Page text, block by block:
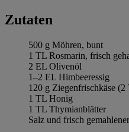
Zutaten
500 g Möhren, bunt
1 TL Rosmarin, frisch
2 EL Olivenöl
1–2 EL Himbeeressig
120 g Ziegenfrischkäse (2
1 TL Honig
1 TL Thymianblätter
Salz und frisch